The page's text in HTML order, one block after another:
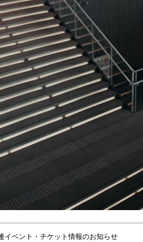
イベント・チケット情報のお知らせ